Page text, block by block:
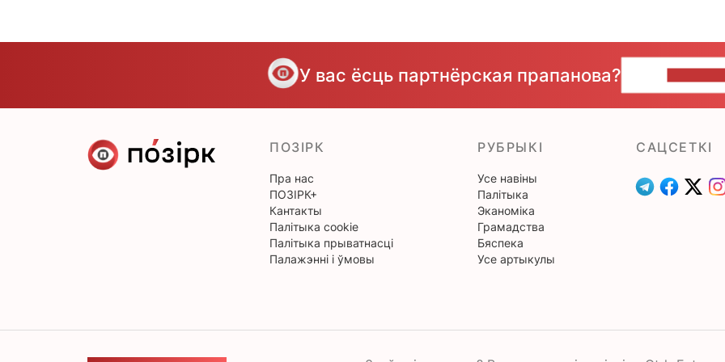
У вас ёсць партнёрская прапанова?
ПОЗІРК
Пра нас
ПОЗІРК+
Кантакты
Палітыка cookie
Палітыка прыватнасці
Палажэнні і ўмовы
РУБРЫКІ
Усе навіны
Палітыка
Эканоміка
Грамадства
Бяспека
Усе артыкулы
САЦСЕТКІ